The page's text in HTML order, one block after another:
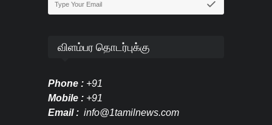
விளம்பர தொடர்புக்கு
Phone : +91
Mobile : +91
Email : info@1tamilnews.com